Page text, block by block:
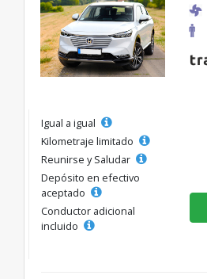
Igual a igual
Kilometraje limitado
Reunirse y Saludar
Depósito en efectivo
aceptado
Conductor adicional
incluido